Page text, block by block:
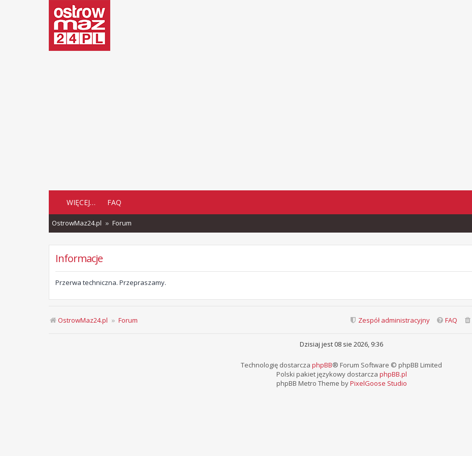
WIĘCEJ… FAQ
OstrowMaz24.pl Forum
Informacje
Przerwa techniczna. Przepraszamy.
OstrowMaz24.pl Forum FAQ
Zespół administracyjny
Dzisiaj jest 08 sie 2026, 9:36
Technologię dostarcza phpBB® Forum Software © phpBB Limited
Polski pakiet językowy dostarcza phpBB.pl
phpBB Metro Theme byPixelGoose Studio